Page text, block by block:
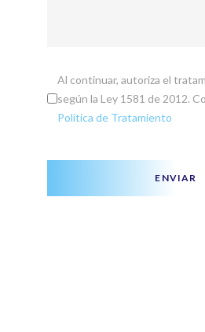
Al continuar, autoriza el
según la Ley 1581 de 2012.
Política de Tratamiento
ENVIAR